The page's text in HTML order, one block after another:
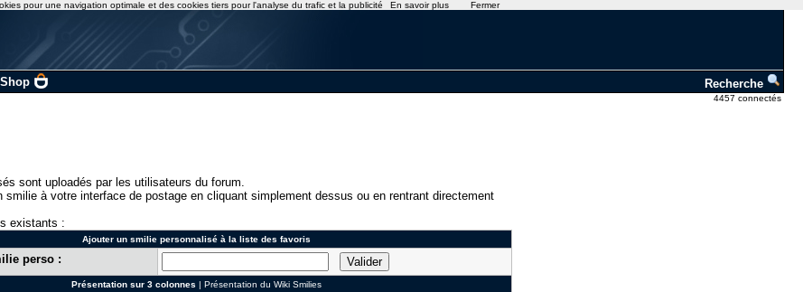
Shop Recherche
4457 connectés
sont uploadés par les utilisateurs du forum.
smilie à votre interface de postage en cliquant simplement dessus ou en rentrant directement
existants :
Ajouter un smilie personnalisé à la liste des favoris
perso :
Présentation sur 3 colonnes | Présentation du Wiki Smilies
pour une navigation optimale et des cookies tiers pour l'analyse du trafic et la publicité En savoir plus Fermer